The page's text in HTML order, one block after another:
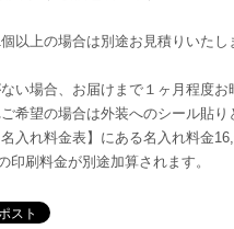
以上の場合は別途お見積りいたし
い場合、お届けまで１ヶ月程度お
希望の場合は外装へのシール貼り
入れ料金表】にある名入れ料金
印刷料金が別途加算されます。